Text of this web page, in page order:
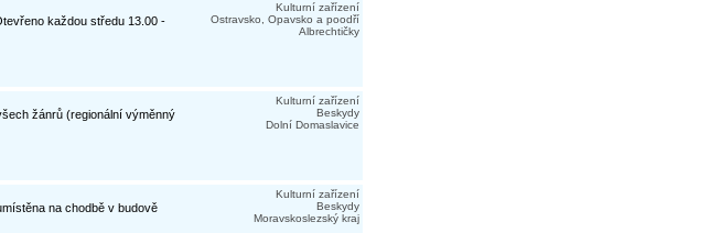
každou středu 13.00 -
Kulturní zařízení
Ostravsko, Opavsko a poodří
Albrechtičky
žánrů (regionální výměnný
Kulturní zařízení
Beskydy
Dolní Domaslavice
na chodbě v budově
Kulturní zařízení
Beskydy
Moravskoslezský kraj